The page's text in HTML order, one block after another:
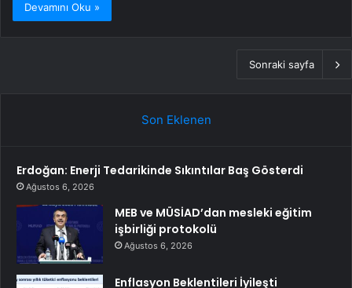
Devamını Oku »
Sonraki sayfa
Son Eklenen
Erdoğan: Enerji Tedarikinde Sıkıntılar Baş Gösterdi
Ağustos 6, 2026
MEB ve MÜSİAD’dan mesleki eğitim
işbirliği protokolü
Ağustos 6, 2026
Enflasyon Beklentileri İyileşti